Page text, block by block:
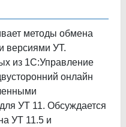
методы обмена
версиями УТ.
из 1С:Управление
онлайн
УТ 11. Обсуждается
УТ 11.5 и